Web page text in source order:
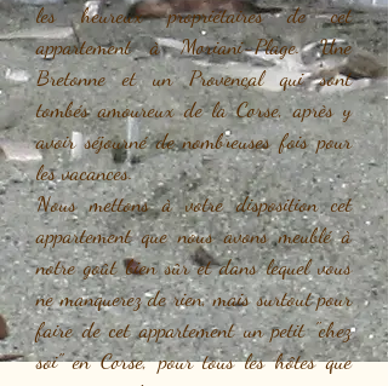
les heureux propriétaires de cet
appartement à Moriani-Plage. Une
Bretonne et un Provençal qui sont
tombés amoureux de la Corse, après y
avoir séjourné de nombreuses fois pour
les vacances.
Nous mettons à votre disposition cet
appartement que nous avons meublé à
notre goût bien sûr et dans lequel vous
ne manquerez de rien, mais surtout pour
faire de cet appartement un petit "chez
soi" en Corse, pour tous les hôtes que